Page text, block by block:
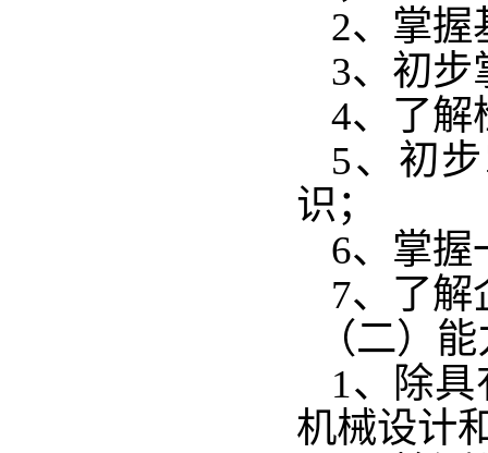
2、掌握
3、初步
4、了解
5、初
识；
6、掌握
7、了解
（二）
1、除
机械设计